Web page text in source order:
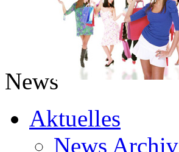
News
Aktuelles
News Archiv